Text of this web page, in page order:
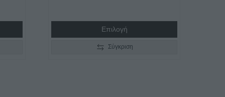
Επιλογή
Σύγκριση